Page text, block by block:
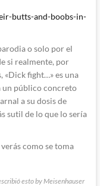
butts-and-boobs-in-
o solo por el
si realmente, por
«Dick fight…» es una
un público concreto
a su dosis de
sutil de lo que lo sería
como se toma
esto by Meisenhauser